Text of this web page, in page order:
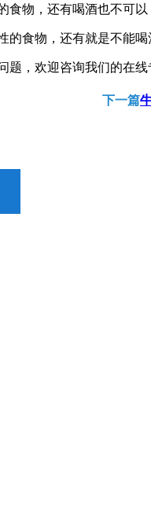
物，还有喝酒也不可以
物，还有就是不能喝
题，欢迎咨询我们的在
下一篇